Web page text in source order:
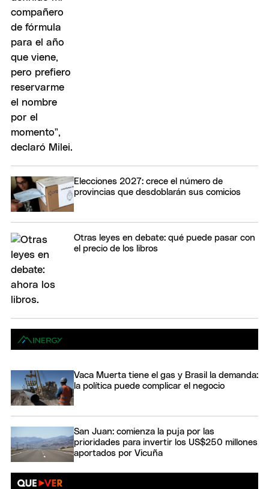
Elecciones 2027: crece el número de
provincias que desdoblarán sus comicios
Otras leyes en debate: qué puede pasar con
el precio de los libros
Vaca Muerta tiene el gas y Brasil la demanda:
la política puede complicar el negocio
San Juan: comienza la puja por las
prioridades para invertir los US$250 millones
aportados por Vicuña